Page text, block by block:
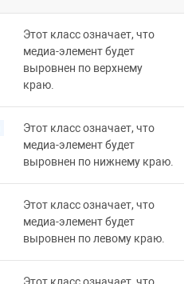
Этот класс означает, что
медиа-элемент будет
выровнен по верхнему
краю.
Этот класс означает, что
медиа-элемент будет
выровнен по нижнему краю.
Этот класс означает, что
медиа-элемент будет
выровнен по левому краю.